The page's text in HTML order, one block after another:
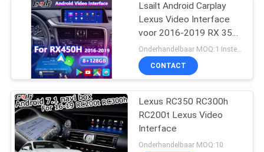
Lsailt Android Carplay
Lexus Video Interface
voor 2016-2019 RX 350
RX450h RX200t RX350L
RX450L RX300 RX350
Onderhandelbaar MOQ:1 Instellen
CONTACT
Lexus RC350 RC300h
RC200t Lexus Video
Interface
Onderhandelbaar MOQ:10